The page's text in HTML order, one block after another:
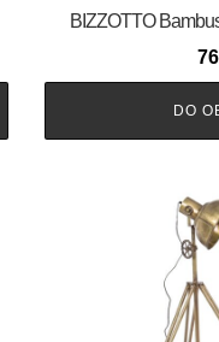
BIZZOTTO
DO